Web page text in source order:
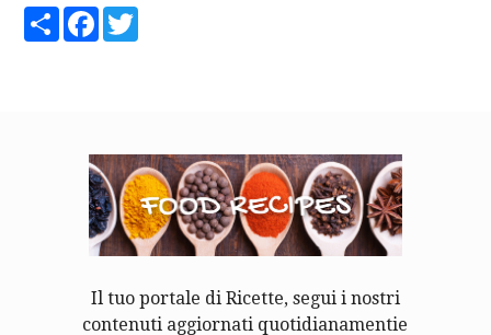
ShareFacebook
Il tuo portale di Ricette, segui i nostri
contenuti aggiornati quotidianamentie